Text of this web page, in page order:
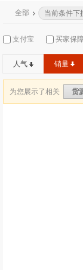
全部
支付宝 买家保
人气 销量
为您展示了相关 货